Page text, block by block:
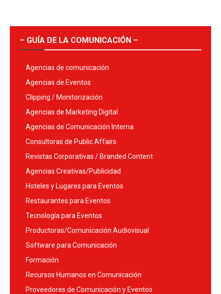
– GUÍA DE LA COMUNICACIÓN –
Agencias de comunicación
Agencias de Eventos
Clipping / Monitorización
Agencias de Marketing Digital
Agencias de Comunicación Interna
Consultoras de Public Affairs
Revistas Corporativas / Branded Content
Agencias Creativas/Publicidad
Hoteles y Lugares para Eventos
Restaurantes para Eventos
Tecnología para Eventos
Productoras/Comunicación Audiovisual
Software para Comunicación
Formación
Recursos Humanos en Comunicación
Proveedores de Comunicación y Eventos